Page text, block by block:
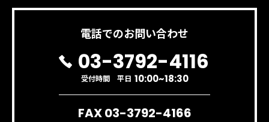
電話でのお問い合わせ
03-3792-4116
受付時間 平日 10:00~18:30
FAX 03-3792-4166